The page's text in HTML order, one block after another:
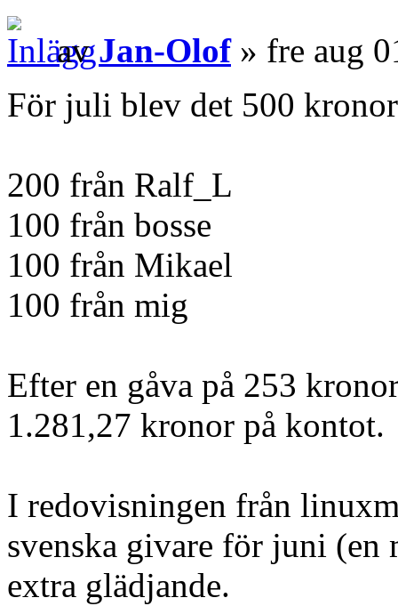
avJan-Olof» fre aug
För juli blev det 500
200 från Ralf_L
100 från bosse
100 från Mikael
100 från mig
Efter en gåva på 253
1.281,27 kronor på kontot.
I redovisningen från
svenska givare för juni
extra glädjande.